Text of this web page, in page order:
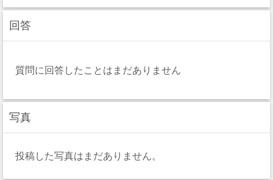
カレッ
回答
質問に回答したことはまだありません
写真
投稿した写真はまだありません。